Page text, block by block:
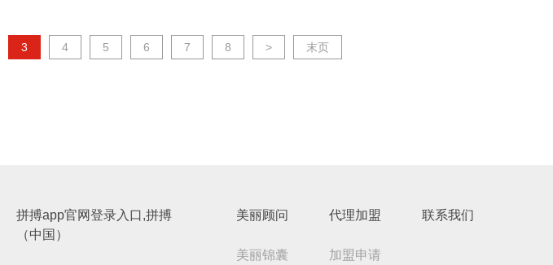
3 4 5 6 7 8 > 末页
联系我们
代理加盟
加盟申请
美丽顾问
美丽锦囊
拼搏app官网登录入口,拼搏
（中国）